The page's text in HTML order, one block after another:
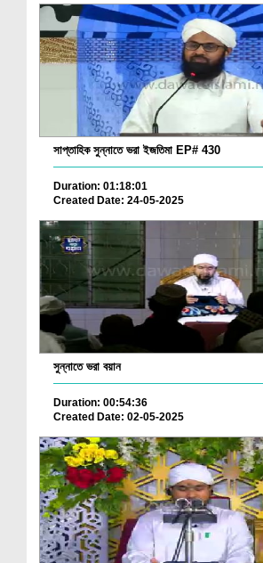
সাপ্তাহিক সুন্নাতে ভরা ইজতিমা EP# 430
Duration: 01:18:01
Created Date: 24-05-2025
সুন্নাতে ভরা বয়ান
Duration: 00:54:36
Created Date: 02-05-2025